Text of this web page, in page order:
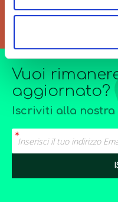
Vuoi
aggiornato?
Iscriviti alla nostra